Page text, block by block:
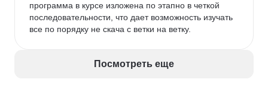
программа в курсе изложена по этапно в четкой
последовательности, что дает возможность изучать
все по порядку не скача с ветки на ветку.
Посмотреть еще